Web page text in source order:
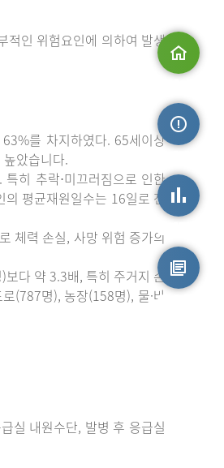
맵
적인 위험요인에 의하여 발생
를 차지하였다. 65세이상
았습니다.
히 추락⋅미끄러짐으로 인한
평균재원일수는 16일로 전
체력 손실, 사망 위험 증가의
다 약 3.3배, 특히 주거지 손
(787명), 농장(158명), 물·바
실 내원수단, 발병 후 응급실
원시자료